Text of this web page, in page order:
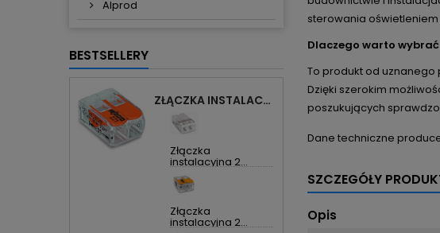
Alprod
BESTSELLERY
ZŁĄCZKA INSTALACYJNA 2X UNIWERSALNA COMPACT 221-412 WAGO
Złączka
instalacyjna 2...
Złączka
instalacyjna 2...
sterowania
Dlaczego warto wybrać
To produkt od uznanego
Dzięki szerokim
poszukujących
Dane techniczne
SZCZEGÓŁY
Opis